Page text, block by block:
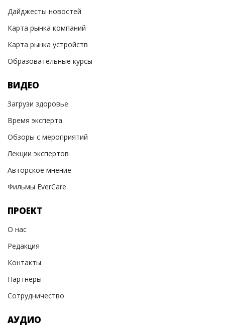
Дайджесты новостей
Карта рынка компаний
Карта рынка устройств
Образовательные курсы
ВИДЕО
Загрузи здоровье
Время эксперта
Обзоры с мероприятий
Лекции экспертов
Авторское мнение
Фильмы EverCare
ПРОЕКТ
О нас
Редакция
Контакты
Партнеры
Сотрудничество
АУДИО